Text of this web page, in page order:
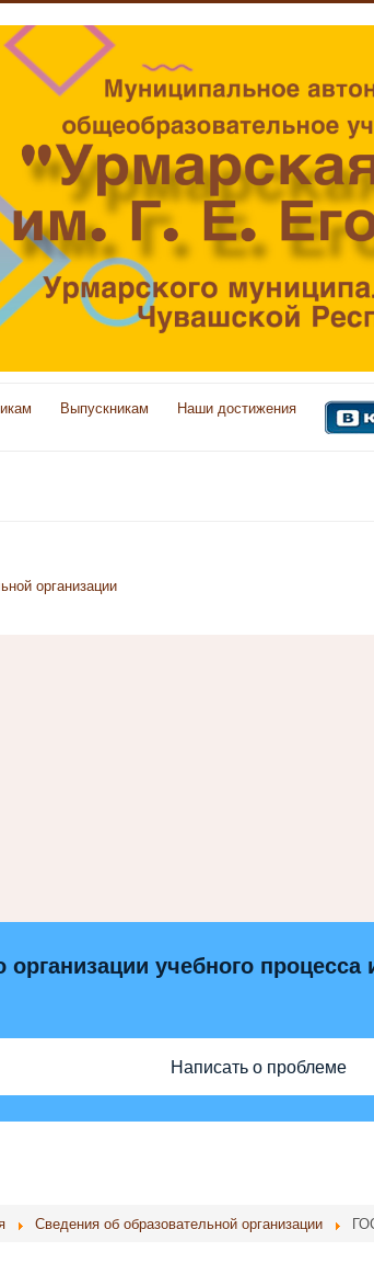
Выпускникам Наши достижения
организации
учебного процесса
Написать о проблеме
Сведения об образовательной организации